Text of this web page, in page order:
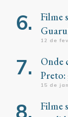
Filme
12 de
Onde
Preto:
15 de
Filme